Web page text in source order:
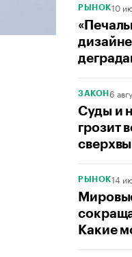
РЫНОК10
ЗАКОН 6
Суды и
грозит
РЫНОК14
Какие